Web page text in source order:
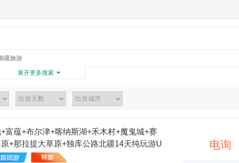
疆旅游
展开更多搜索
富蕴+布尔津+喀纳斯湖+禾木村+魔鬼城+赛
+那拉提大草原+独库公路北疆14天纯玩游U
+ Fuyun + Burqin + Kanas Lake + Hem
电询